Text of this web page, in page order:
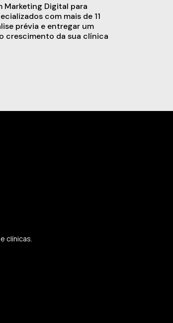
Marketing Digital para
com mais de 11
prévia e entregar um
crescimento da sua clínica
clínicas.